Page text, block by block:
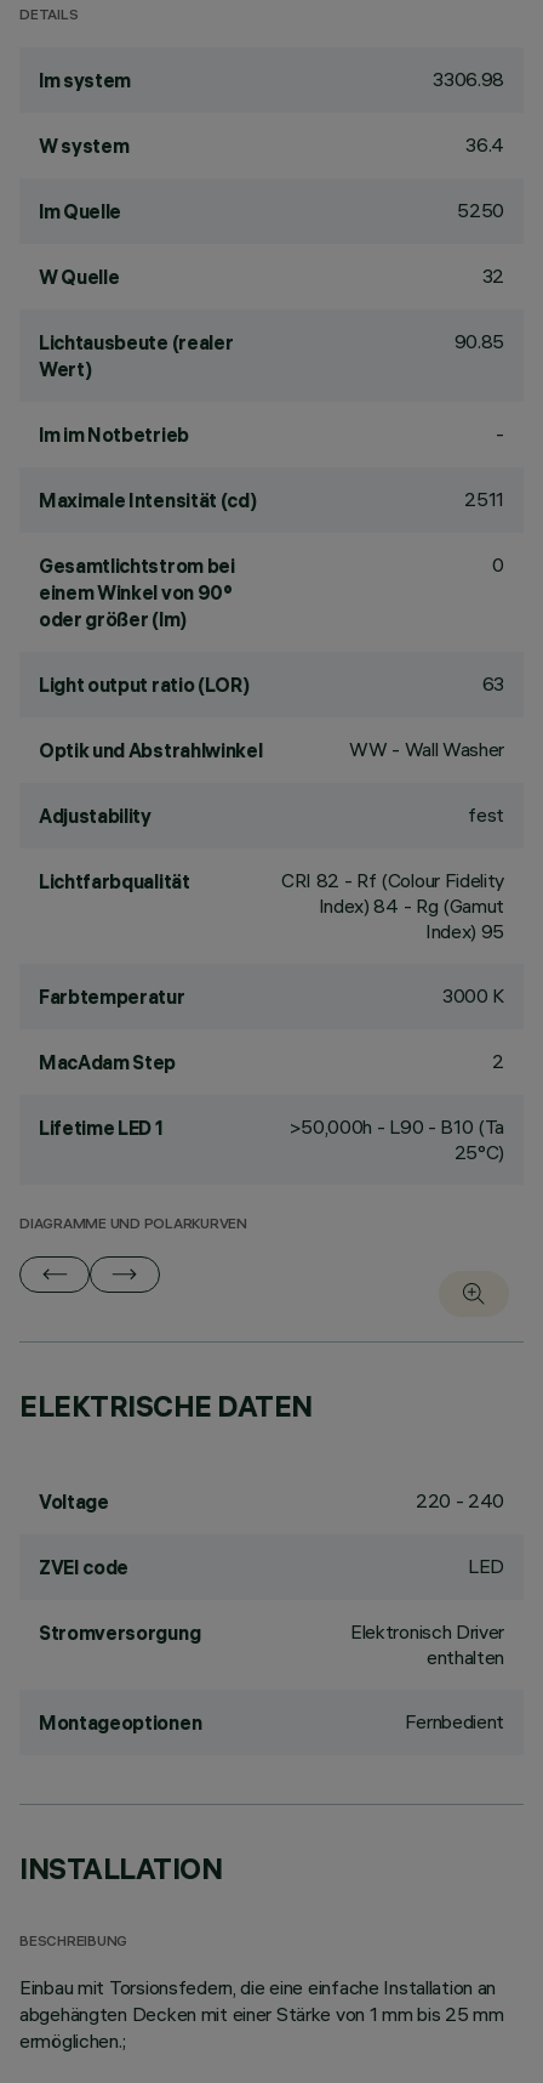
DETAILS
lm system 3306.98
W system 36.4
lm Quelle 5250
W Quelle 32
Lichtausbeute (realer
Wert)
90.85
lm im Notbetrieb -
Maximale Intensität (cd) 2511
Gesamtlichtstrom bei
einem Winkel von 90°
oder größer (lm)
0
Light output ratio (LOR) 63
Optik und Abstrahlwinkel WW - Wall Washer
Adjustability fest
Lichtfarbqualität CRI 82 - Rf (Colour Fidelity
Index) 84 - Rg (Gamut
Index) 95
Farbtemperatur 3000 K
MacAdam Step 2
Lifetime LED 1
>50,000h - L90 - B10 (Ta
25°C)
DIAGRAMME UND POLARKURVEN
ELEKTRISCHE DATEN
Voltage 220 - 240
ZVEI code LED
Stromversorgung
Elektronisch Driver
enthalten
Montageoptionen Fernbedient
INSTALLATION
BESCHREIBUNG
Einbau mit Torsionsfedern, die eine einfache Installation an
abgehängten Decken mit einer Stärke von 1 mm bis 25 mm
ermöglichen.;